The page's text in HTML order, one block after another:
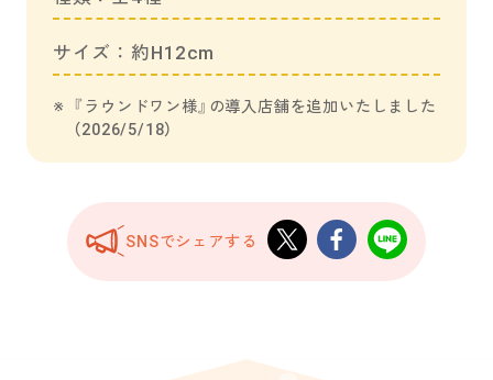
サイズ：約H12cm
『ラウンドワン様』の導入店舗を追加いたしました
（2026/5/18）
SNSでシェアする